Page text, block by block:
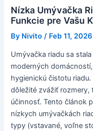
Nízka Umývačka
Funkcie pre Vašu
By Nivito / Feb 11, 2026
Umývačka riadu sa
moderných
hygienickú čistotu
dôležité zvážiť rozmery,
účinnosť. Tento článok
nízkych umývačkách
typy (vstavané, voľne